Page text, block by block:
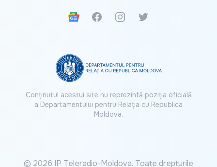
Google News
FacebookInstagramTwitter
Conținutul acestui site nu reprezintă poziția oficială
a Departamentului pentru Relația cu Republica
Moldova.
© 2026 IP Teleradio-Moldova. Toate drepturile